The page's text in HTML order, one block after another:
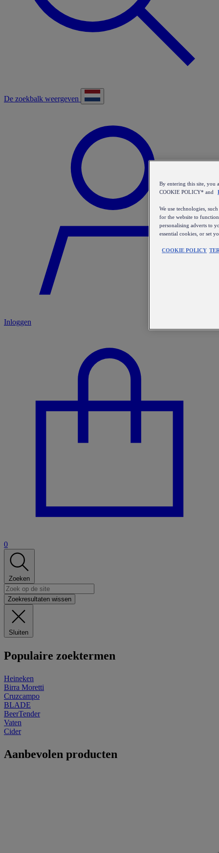
De zoekbalk weergeven
Inloggen
0
Zoeken
Zoekresultaten wissen
Sluiten
Populaire zoektermen
Heineken
Birra Moretti
Cruzcampo
BLADE
BeerTender
Vaten
Cider
Aanbevolen producten
By entering this site, you
COOKIE POLICY* and
We use technologies,
for the website to
personalising adverts to
essential cookies, or set
COOKIE POLICY